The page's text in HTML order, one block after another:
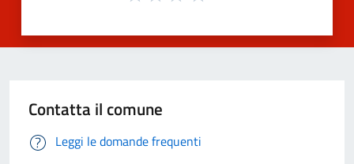
Contatta il comune
Leggi le domande frequenti